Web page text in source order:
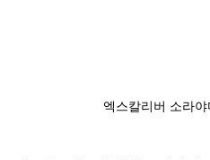
엑스칼리버 소라